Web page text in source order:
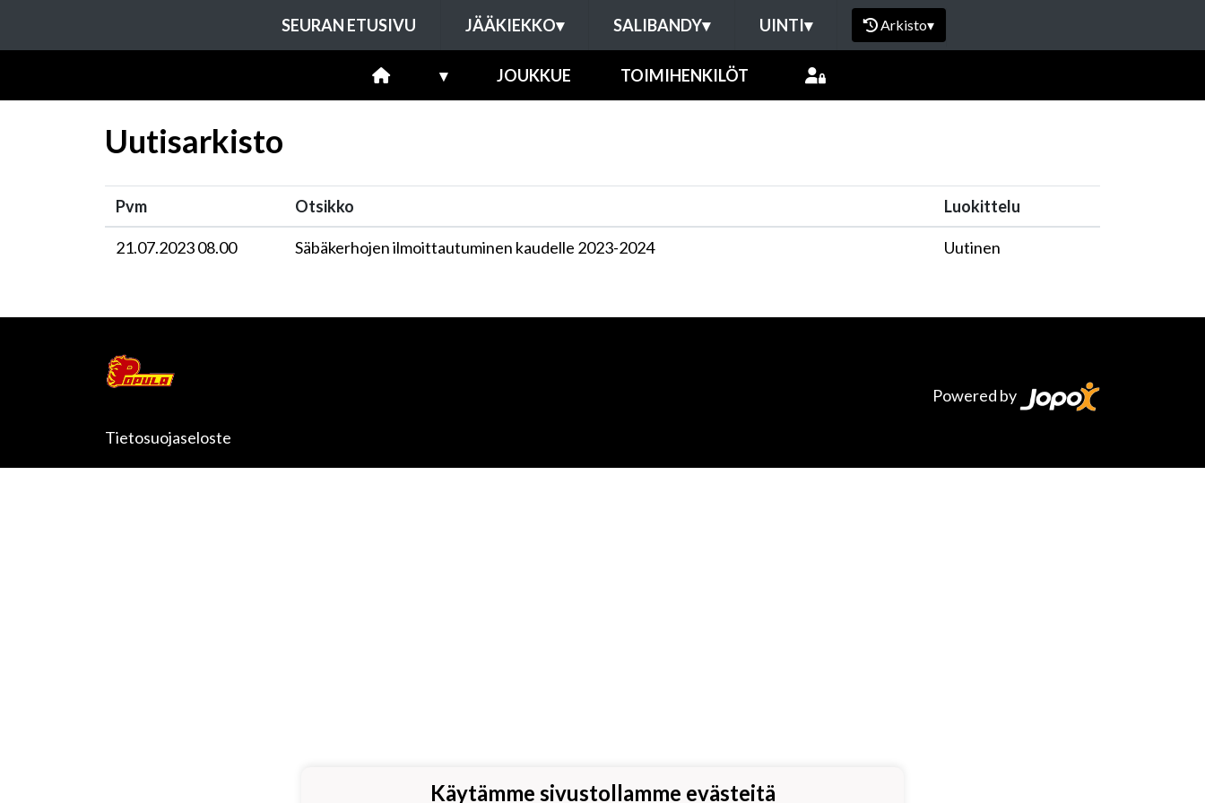
SEURAN ETUSIVU JÄÄKIEKKO▾ SALIBANDY▾ UINTI▾ Arkisto▾
▾ JOUKKUE TOIMIHENKILÖT
Uutisarkisto
Pvm Otsikko Luokittelu
21.07.2023 08.00 Säbäkerhojen ilmoittautuminen kaudelle 2023-2024 Uutinen
Tietosuojaseloste
Powered by
Käytämme sivustollamme evästeitä